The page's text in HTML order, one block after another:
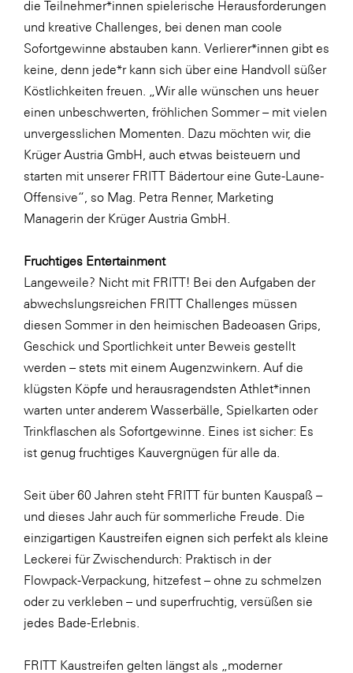
WKS Fachgruppe Finanzdienstleister
WK UBIT
Zühlke
Media
die Teilnehmer*innen spielerische Herausforderungen
und kreative Challenges, bei denen man coole
Sofortgewinne abstauben kann. Verlierer*innen gibt es
keine, denn jede*r kann sich über eine Handvoll süßer
Köstlichkeiten freuen. „Wir alle wünschen uns heuer
einen unbeschwerten, fröhlichen Sommer – mit vielen
unvergesslichen Momenten. Dazu möchten wir, die
Krüger Austria GmbH, auch etwas beisteuern und
starten mit unserer FRITT Bädertour eine Gute-Laune-
Offensive“, so Mag. Petra Renner, Marketing
Managerin der Krüger Austria GmbH.
Fruchtiges Entertainment
Langeweile? Nicht mit FRITT! Bei den Aufgaben der
abwechslungsreichen FRITT Challenges müssen
diesen Sommer in den heimischen Badeoasen Grips,
Geschick und Sportlichkeit unter Beweis gestellt
werden – stets mit einem Augenzwinkern. Auf die
klügsten Köpfe und herausragendsten Athlet*innen
warten unter anderem Wasserbälle, Spielkarten oder
Trinkflaschen als Sofortgewinne. Eines ist sicher: Es
ist genug fruchtiges Kauvergnügen für alle da.
Seit über 60 Jahren steht FRITT für bunten Kauspaß –
und dieses Jahr auch für sommerliche Freude. Die
einzigartigen Kaustreifen eignen sich perfekt als kleine
Leckerei für Zwischendurch: Praktisch in der
Flowpack-Verpackung, hitzefest – ohne zu schmelzen
oder zu verkleben – und superfruchtig, versüßen sie
jedes Bade-Erlebnis.
FRITT Kaustreifen gelten längst als „moderner